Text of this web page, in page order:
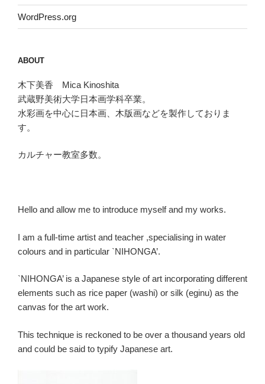
WordPress.org
ABOUT
木下美香 Mica Kinoshita
武蔵野美術大学日本画学科卒業。
水彩画を中心に日本画、木版画などを製作しておりま
す。
カルチャー教室多数。
Hello and allow me to introduce myself and my works.
I am a full-time artist and teacher ,specialising in water
colours and in particular `NIHONGA’.
`NIHONGA’ is a Japanese style of art incorporating different
elements such as rice paper (washi) or silk (eginu) as the
canvas for the art work.
This technique is reckoned to be over a thousand years old
and could be said to typify Japanese art.